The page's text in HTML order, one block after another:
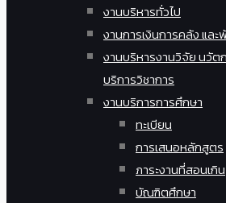
งานบริหารทั่วไป
งานการเงินการคลัง แล
งานบริหารงานวิจัย นวัต
บริการวิชาการ
งานบริการการศึกษา
ทะเบียน
การเสนอหลักสูตร
ภาระงานที่สอนเกิน
บัณฑิตศึกษา